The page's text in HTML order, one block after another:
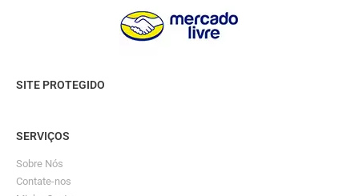
SITE PROTEGIDO
SERVIÇOS
Sobre Nós
Contate-nos